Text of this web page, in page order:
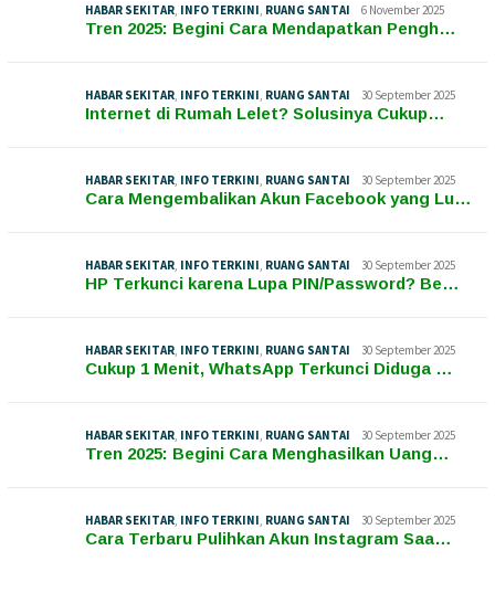
HABAR SEKITAR, INFO TERKINI, RUANG SANTAI 6 November 2025
Tren 2025: Begini Cara Mendapatkan Pengh…
HABAR SEKITAR, INFO TERKINI, RUANG SANTAI 30 September 2025
Internet di Rumah Lelet? Solusinya Cukup…
HABAR SEKITAR, INFO TERKINI, RUANG SANTAI 30 September 2025
Cara Mengembalikan Akun Facebook yang Lu…
HABAR SEKITAR, INFO TERKINI, RUANG SANTAI 30 September 2025
HP Terkunci karena Lupa PIN/Password? Be…
HABAR SEKITAR, INFO TERKINI, RUANG SANTAI 30 September 2025
Cukup 1 Menit, WhatsApp Terkunci Diduga …
HABAR SEKITAR, INFO TERKINI, RUANG SANTAI 30 September 2025
Tren 2025: Begini Cara Menghasilkan Uang…
HABAR SEKITAR, INFO TERKINI, RUANG SANTAI 30 September 2025
Cara Terbaru Pulihkan Akun Instagram Saa…